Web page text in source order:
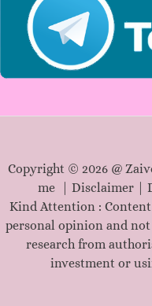
Copyright © 2026 @
me
Disclaimer|
Kind Attention :
personal opinion and
research from
investment or